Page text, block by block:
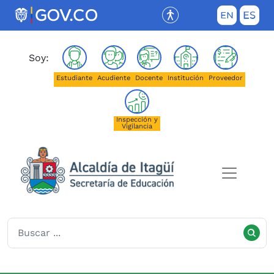
Saltar al contenido principal
(Este enlace abrirá una nueva
Soy:
Estudiante Acudiente Docente Institución Proveedor
Inspección y
Vigilancia